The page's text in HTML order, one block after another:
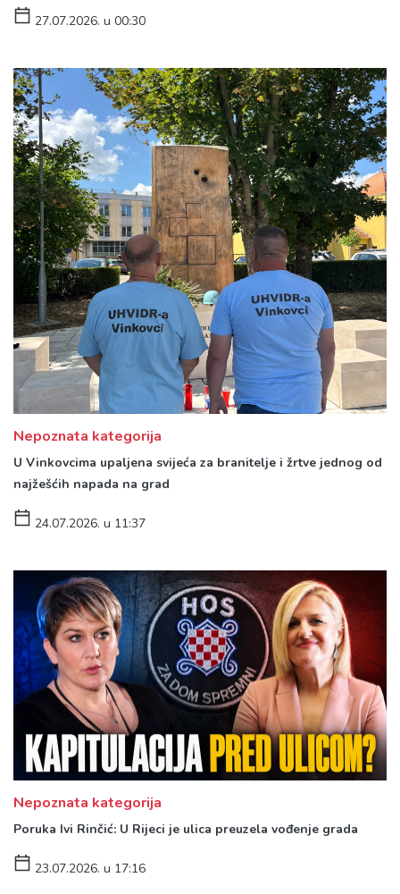
27.07.2026. u 00:30
Nepoznata kategorija
U Vinkovcima upaljena svijeća za branitelje i žrtve jednog od
najžešćih napada na grad
24.07.2026. u 11:37
Nepoznata kategorija
Poruka Ivi Rinčić: U Rijeci je ulica preuzela vođenje grada
23.07.2026. u 17:16